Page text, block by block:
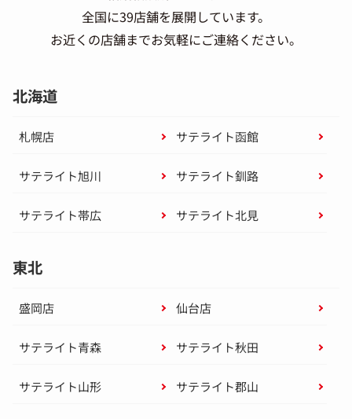
全国に39店舗を展開しています。
お近くの店舗までお気軽にご連絡ください。
北海道
札幌店 サテライト函館
サテライト旭川 サテライト釧路
サテライト帯広 サテライト北見
東北
盛岡店 仙台店
サテライト青森 サテライト秋田
サテライト山形 サテライト郡山